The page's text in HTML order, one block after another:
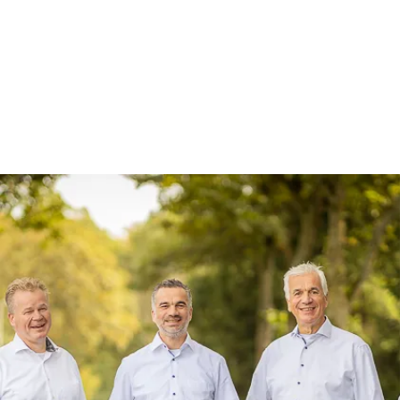
Afstudeerstage
accountancy: zo
combineer je scriptie en
praktijk